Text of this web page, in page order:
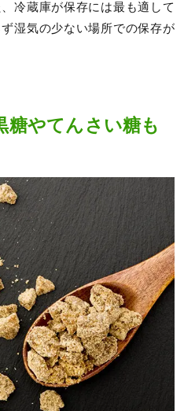
冷蔵庫が保存には最も適して
湿気の少ない場所での保存が
糖やてんさい糖も